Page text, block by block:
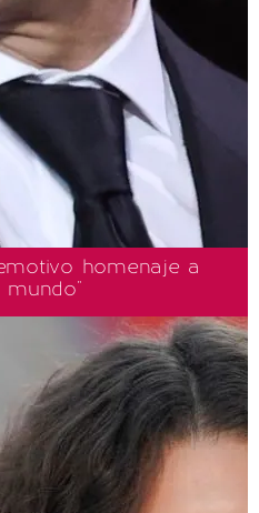
homenaje a
mundo"